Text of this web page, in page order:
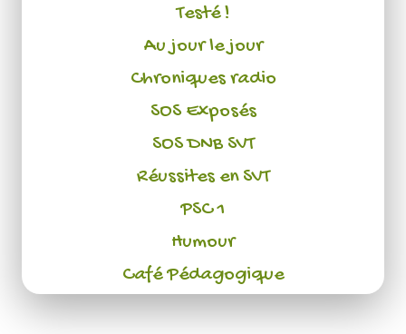
Testé !
Au jour le jour
Chroniques radio
SOS Exposés
SOS DNB SVT
Réussites en SVT
PSC 1
Humour
Café Pédagogique